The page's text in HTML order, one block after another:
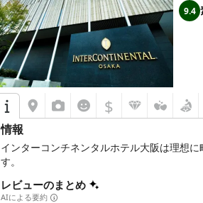
9.4
$
情報
インターコンチネンタルホテル大阪は理想
す。
レビューのまとめ
AIによる要約